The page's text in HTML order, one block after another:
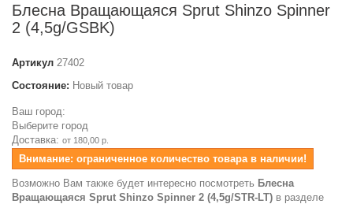
Блесна Вращающаяся Sprut Shinzo Spinner
2 (4,5g/GSBK)
Артикул 27402
Состояние: Новый товар
Ваш город:
Выберите город
Доставка: от 180,00 р.
Внимание: ограниченное количество товара в наличии!
Возможно Вам также будет интересно посмотреть Блесна
Вращающаяся Sprut Shinzo Spinner 2 (4,5g/STR-LT) в разделе